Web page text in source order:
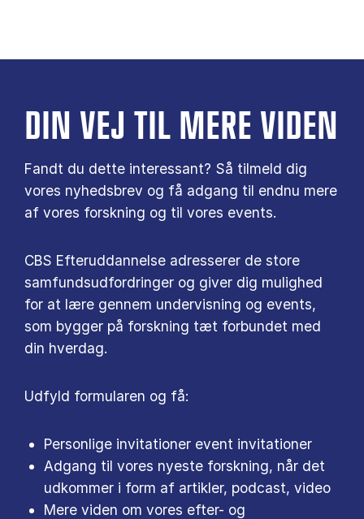
DIN VEJ TIL MERE VIDEN
Fandt du dette interessant? Så tilmeld dig
vores nyhedsbrev og få adgang til endnu mere
af vores forskning og til vores events.
CBS Efteruddannelse adresserer de store
samfundsudfordringer og giver dig mulighed
for at lære gennem undervisning og events,
som bygger på forskning tæt forbundet med
din hverdag.
Udfyld formularen og få:
Personlige invitationer event invitationer
Adgang til vores nyeste forskning, når det
udkommer i form af artikler, podcast, video
Mere viden om vores efter- og